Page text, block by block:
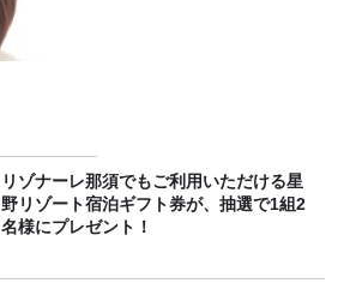
リゾナーレ那須でもご利用いただける星
野リゾート宿泊ギフト券が、抽選で1組2
名様にプレゼント！